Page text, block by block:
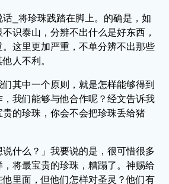
⎯将珍珠践踏在脚上。的确是，如
识泰山，分辨不出什么是好东西，
这里更加严重，不单分辨不出那些
人不利。
其中一个原则，就是怎样能够得到
我们能够与他合作呢？经文告诉我
的珍珠，你会不会把珍珠丢给猪
什么？」我要说的是，很可惜很多
将最宝贵的珍珠，糟蹋了。神赐给
里面，但他们怎样对圣灵？他们有